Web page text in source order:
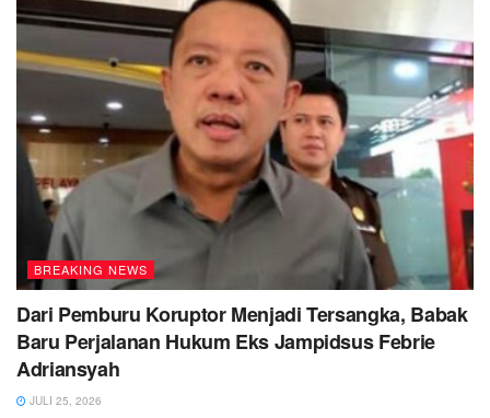
BREAKING NEWS
Dari Pemburu Koruptor Menjadi Tersangka, Babak
Baru Perjalanan Hukum Eks Jampidsus Febrie
Adriansyah
JULI 25, 2026